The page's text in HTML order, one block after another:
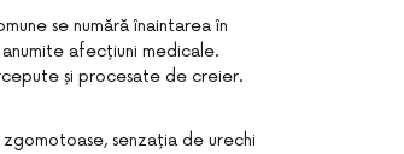
se numără înaintarea în
afecțiuni medicale.
și procesate de creier.
senzația de urechi